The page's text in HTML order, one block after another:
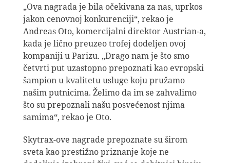
„Ova nagrada je bila očekivana za nas, uprkos
jakon cenovnoj konkurenciji“, rekao je
Andreas Oto, komercijalni direktor Austrian-a,
kada je lično preuzeo trofej dodeljen ovoj
kompaniji u Parizu. „Drago nam je što smo
četvrti put uzastopno prepoznati kao evropski
šampion u kvalitetu usluge koju pružamo
našim putnicima. Želimo da im se zahvalimo
što su prepoznali našu posvećenost njima
samima“, rekao je Oto.
Skytrax-ove nagrade prepoznate su širom
sveta kao prestižno priznanje koje ne